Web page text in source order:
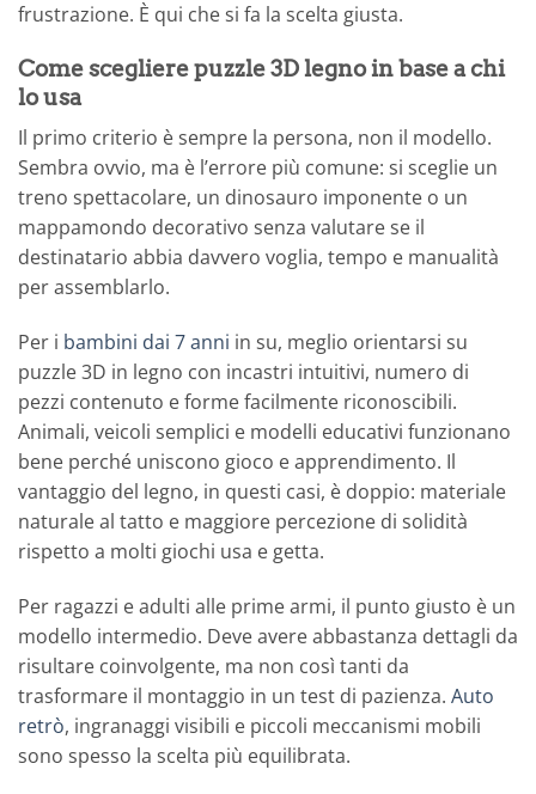
frustrazione. È qui che si fa la scelta giusta.
Come scegliere puzzle 3D legno in base a chi
lo usa
Il primo criterio è sempre la persona, non il modello.
Sembra ovvio, ma è l’errore più comune: si sceglie un
treno spettacolare, un dinosauro imponente o un
mappamondo decorativo senza valutare se il
destinatario abbia davvero voglia, tempo e manualità
per assemblarlo.
Per i bambini dai 7 anni in su, meglio orientarsi su
puzzle 3D in legno con incastri intuitivi, numero di
pezzi contenuto e forme facilmente riconoscibili.
Animali, veicoli semplici e modelli educativi funzionano
bene perché uniscono gioco e apprendimento. Il
vantaggio del legno, in questi casi, è doppio: materiale
naturale al tatto e maggiore percezione di solidità
rispetto a molti giochi usa e getta.
Per ragazzi e adulti alle prime armi, il punto giusto è un
modello intermedio. Deve avere abbastanza dettagli da
risultare coinvolgente, ma non così tanti da
trasformare il montaggio in un test di pazienza. Auto
retrò, ingranaggi visibili e piccoli meccanismi mobili
sono spesso la scelta più equilibrata.